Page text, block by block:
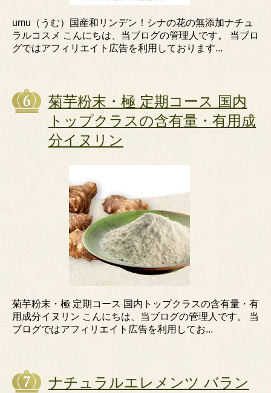
umu（うむ）国産和リンデン！シナの花の無添加ナチュ
ラルコスメ こんにちは、当ブログの管理人です。 当ブロ
グではアフィリエイト広告を利用しております...
菊芋粉末・極 定期コース 国内
トップクラスの含有量・有用成
分イヌリン
菊芋粉末・極 定期コース 国内トップクラスの含有量・有
用成分イヌリン こんにちは、当ブログの管理人です。 当
ブログではアフィリエイト広告を利用してお...
ナチュラルエレメンツ バラン